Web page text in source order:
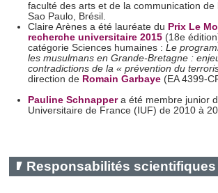
faculté des arts et de la communication de
Sao Paulo, Brésil.
Claire Arènes a été lauréate du Prix Le
recherche universitaire 2015 (18e
catégorie Sciences humaines : Le
les musulmans en Grande-Bretagne :
contradictions de la « prévention du
direction de Romain Garbaye (EA 4399-
Pauline Schnappera été membre junior
Universitaire de France (IUF) de 2010 à
Responsabilités scientifiques